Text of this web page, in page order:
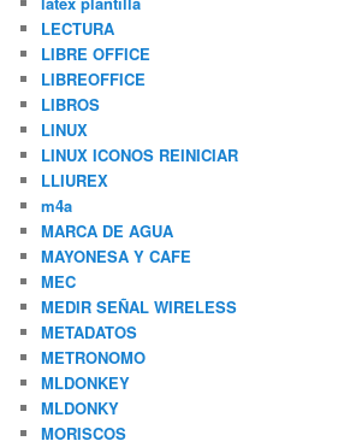
LECTURA
LIBRE OFFICE
LIBREOFFICE
LIBROS
LINUX
LINUX ICONOS REINICIAR
LLIUREX
m4a
MARCA DE AGUA
MAYONESA Y CAFE
MEC
MEDIR SEÑAL WIRELESS
METADATOS
METRONOMO
MLDONKEY
MLDONKY
MORISCOS